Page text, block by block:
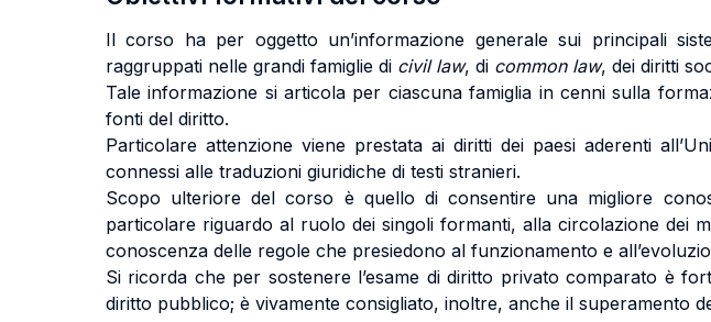
Il corso ha per oggetto un’informazione generale sui principali
raggruppati nelle grandi famiglie di civil law, di common law, dei diritti
Tale informazione si articola per ciascuna famiglia in cenni sulla
fonti del diritto.
Particolare attenzione viene prestata ai diritti dei paesi aderenti
connessi alle traduzioni giuridiche di testi stranieri.
Scopo ulteriore del corso è quello di consentire una migliore
particolare riguardo al ruolo dei singoli formanti, alla circolazione dei
conoscenza delle regole che presiedono al funzionamento e
Si ricorda che per sostenere l’esame di diritto privato comparato è
diritto pubblico; è vivamente consigliato, inoltre, anche il superamento